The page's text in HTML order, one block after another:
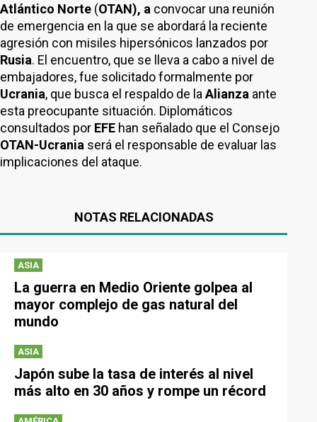
Atlántico Norte (OTAN), a convocar una reunión
de emergencia en la que se abordará la reciente
agresión con misiles hipersónicos lanzados por
Rusia. El encuentro, que se lleva a cabo a nivel de
embajadores, fue solicitado formalmente por
Ucrania, que busca el respaldo de la Alianza ante
esta preocupante situación. Diplomáticos
consultados por EFE han señalado que el Consejo
OTAN-Ucrania será el responsable de evaluar las
implicaciones del ataque.
NOTAS RELACIONADAS
ASIA
La guerra en Medio Oriente golpea al
mayor complejo de gas natural del
mundo
ASIA
Japón sube la tasa de interés al nivel
más alto en 30 años y rompe un récord